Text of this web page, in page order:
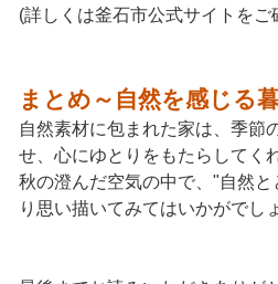
(詳しくは釜石市公式サイトをご
まとめ～自然を感じる
自然素材に包まれた家は、季節
せ、心にゆとりをもたらしてく
秋の澄んだ空気の中で、"自然と
り思い描いてみてはいかがでし